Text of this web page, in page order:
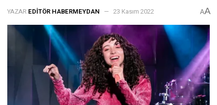
YAZAR EDITÖR HABERMEYDAN 23 Kasım 2022 AA